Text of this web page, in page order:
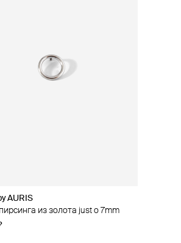
AURIS
из золота just o 7mm